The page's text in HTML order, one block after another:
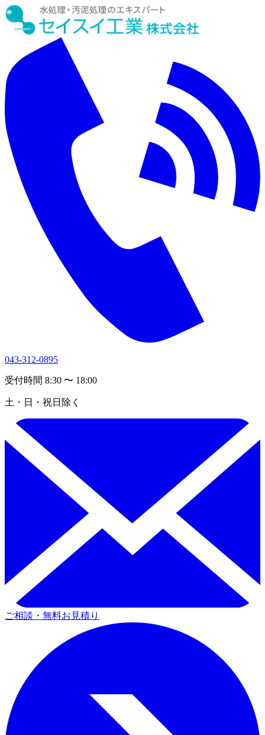
043-312-0895
受付時間 8:30 〜 18:00
土・日・祝日除く
ご相談・無料お見積り